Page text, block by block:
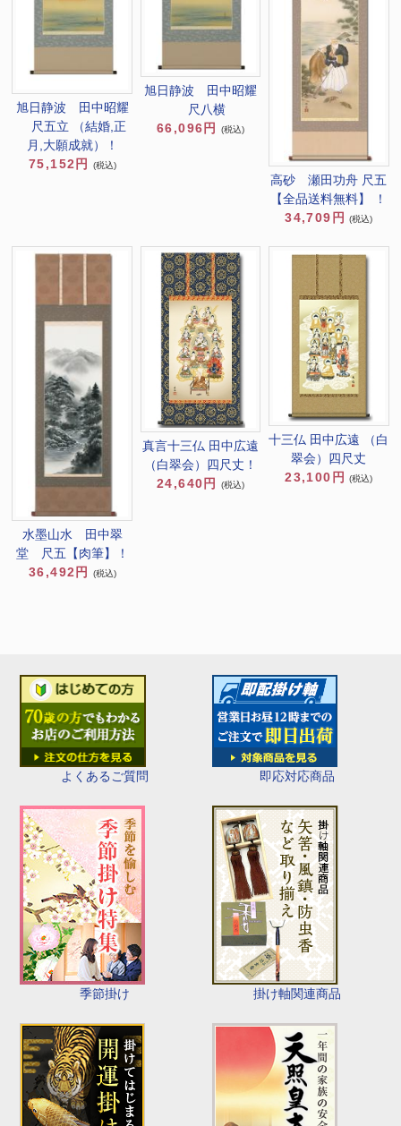
よくあるご質問 即応対応商品
季節掛け 掛け軸関連商品
旭日静波 田中昭耀
尺五立 （結婚,正
月,大願成就）！
75,152円
(税込)
旭日静波 田中昭耀
尺八横
66,096円
(税込)
高砂 瀬田功舟 尺五
【全品送料無料】 ！
34,709円 (税込)
水墨山水 田中翠
堂 尺五【肉筆】！
36,492円
(税込)
真言十三仏 田中広遠
（白翠会）四尺丈！
24,640円
(税込)
十三仏 田中広遠 （白
翠会）四尺丈
23,100円
(税込)